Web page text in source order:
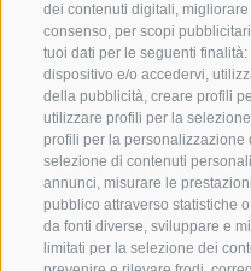
dei contenuti digitali,
consenso, per scopi
tuoi dati per le seguenti
dispositivo e/o accedervi,
della pubblicità, creare profili
utilizzare profili per la
profili per la personalizzazione
selezione di contenuti
annunci, misurare le
pubblico attraverso statistiche
da fonti diverse, sviluppare e
limitati per la selezione dei
Un
Esperienza